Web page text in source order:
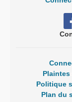
Plaintes
Politique
Plan du